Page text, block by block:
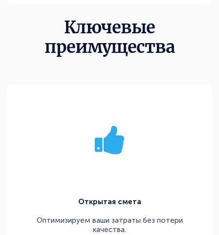
Ключевые
преимущества
Открытая смета
Оптимизируем ваши затраты без потери
качества.